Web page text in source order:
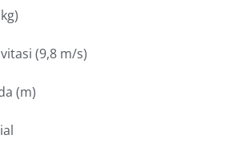
(9,8 m/s)
(m)